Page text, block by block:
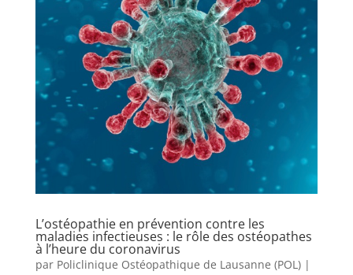
L’ostéopathie en prévention contre les
maladies infectieuses : le rôle des ostéopathes
à l’heure du coronavirus
par Policlinique Ostéopathique de Lausanne (POL)|